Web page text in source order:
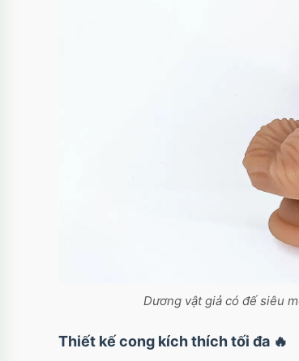
Dương vật giả có đế siêu
Thiết kế cong kích thích tối đa 🔥